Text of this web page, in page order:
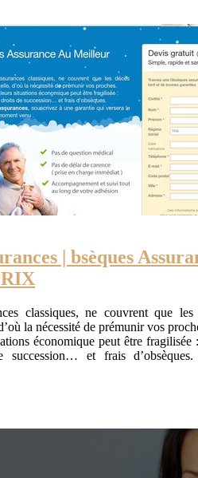
| bsèques
classiques, ne couvrent que les
la nécessité de prémunir vos
économique peut être fragilisée
succession… et frais